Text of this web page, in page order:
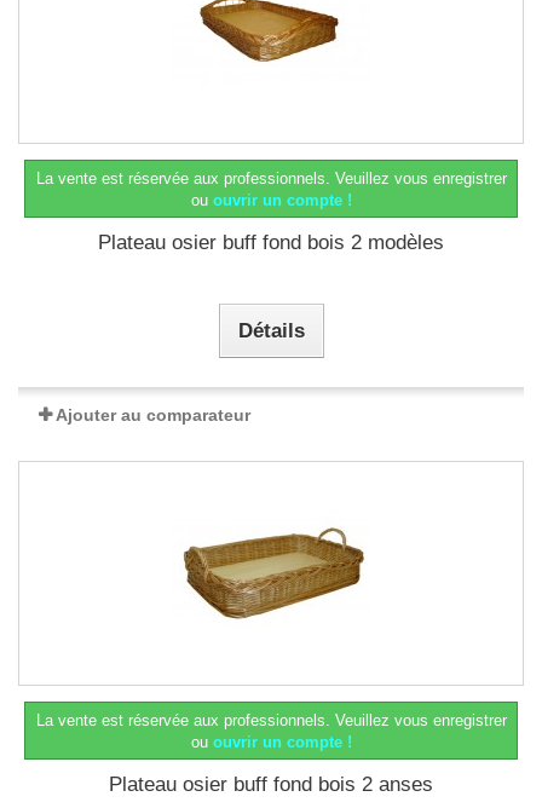
La vente est réservée aux professionnels. Veuillez vous enregistrer
ou ouvrir un compte !
Plateau osier buff fond bois 2 modèles
Détails
Ajouter au comparateur
La vente est réservée aux professionnels. Veuillez vous enregistrer
ou ouvrir un compte !
Plateau osier buff fond bois 2 anses